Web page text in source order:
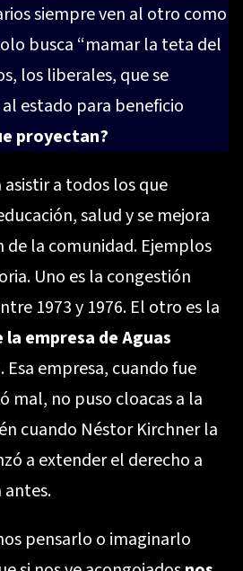
siempre ven al otro como
busca “mamar la teta del
los liberales, que se
estado para beneficio
proyectan?
a todos los que
salud y se mejora
la comunidad. Ejemplos
Uno es la congestión
1973 y 1976. El otro es la
empresa de Aguas
. Esa empresa, cuando fue
mal, no puso cloacas a la
cuando Néstor Kirchner la
a extender el derecho a
antes.
pensarlo o imaginarlo